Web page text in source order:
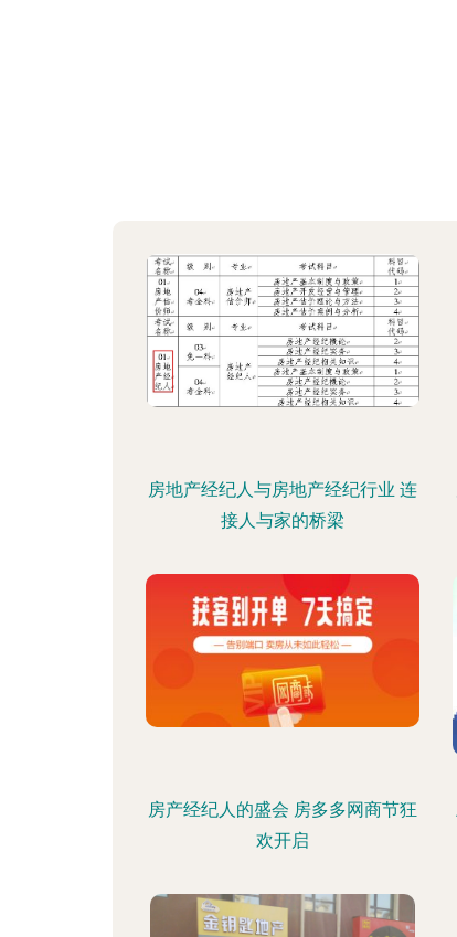
房地产经纪人与房地产经纪行业 连
接人与家的桥梁
房产经纪人的盛会 房多多网商节狂
欢开启